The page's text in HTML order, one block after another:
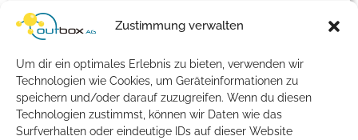
Zustimmung verwalten
Um dir ein optimales Erlebnis zu bieten, verwenden wir
Technologien wie Cookies, um Geräteinformationen zu
speichern und/oder darauf zuzugreifen. Wenn du diesen
Technologien zustimmst, können wir Daten wie das
Surfverhalten oder eindeutige IDs auf dieser Website
Wie melde ich mich erstmals an der PBX-App an?
Kontakte und Benachrichtigungen unter macOS
einrichten
Alle Artikel anzeigen( 1 )
Allgemein